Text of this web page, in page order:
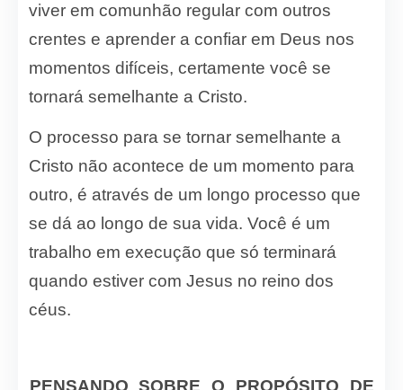
viver em comunhão regular com outros
crentes e aprender a confiar em Deus nos
momentos difíceis, certamente você se
tornará semelhante a Cristo.
O processo para se tornar semelhante a
Cristo não acontece de um momento para
outro, é através de um longo processo que
se dá ao longo de sua vida. Você é um
trabalho em execução que só terminará
quando estiver com Jesus no reino dos
céus.
PENSANDO SOBRE O PROPÓSITO DE